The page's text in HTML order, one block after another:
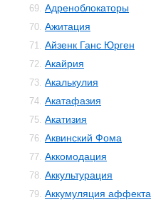
69. Адреноблокаторы
70. Ажитация
71. Айзенк Ганс Юрген
72. Акайрия
73. Акалькулия
74. Акатафазия
75. Акатизия
76. Аквинский Фома
77. Аккомодация
78. Аккультурация
79. Аккумуляция аффекта